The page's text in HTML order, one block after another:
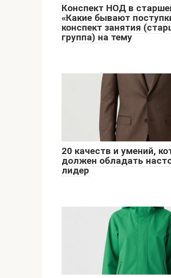
Конспект НОД в
«Какие бывают
конспект занятия
группа) на тему
20 качеств и умений,
должен обладать
лидер